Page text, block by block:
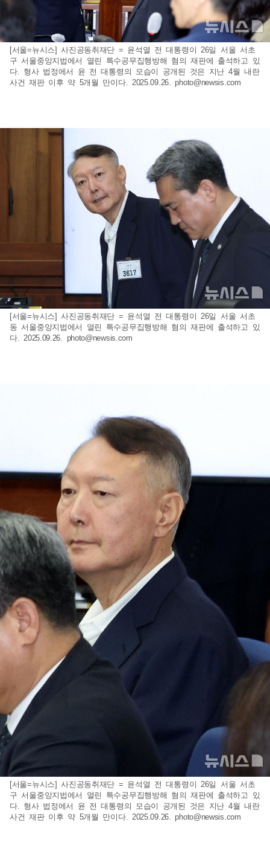
[서울=뉴시스] 사진공동취재단 = 윤석열 전 대통령이 26일 서울 서초
구 서울중앙지법에서 열린 특수공무집행방해 혐의 재판에 출석하고 있
다. 형사 법정에서 윤 전 대통령의 모습이 공개된 것은 지난 4월 내란
사건 재판 이후 약 5개월 만이다. 2025.09.26.photo@newsis.com
[서울=뉴시스] 사진공동취재단 = 윤석열 전 대통령이 26일 서울 서초
동 서울중앙지법에서 열린 특수공무집행방해 혐의 재판에 출석하고 있
다. 2025.09.26. photo@newsis.com
[서울=뉴시스] 사진공동취재단 = 윤석열 전 대통령이 26일 서울 서초
구 서울중앙지법에서 열린 특수공무집행방해 혐의 재판에 출석하고 있
다. 형사 법정에서 윤 전 대통령의 모습이 공개된 것은 지난 4월 내란
사건 재판 이후 약 5개월 만이다. 2025.09.26.photo@newsis.com